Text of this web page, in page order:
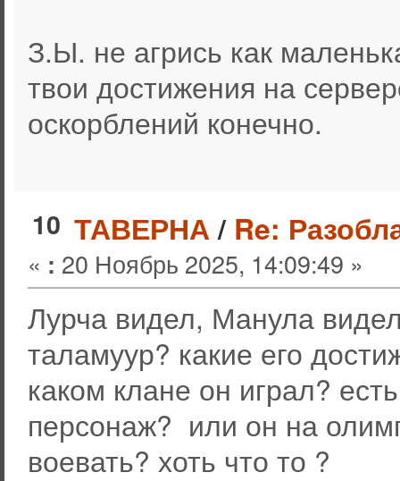
З.Ы. не агрись как
твои достижения на
оскорблений конечно.
10 ТАВЕРНА/ Re:
« : 20 Ноябрь 2025, 14:09:49 »
Лурча видел, Манула
таламуур? какие его
каком клане он играл?
персонаж? или он на
воевать? хоть что то ?